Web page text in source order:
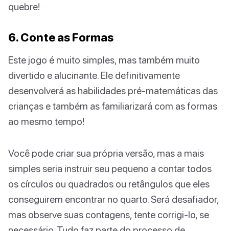
quebre!
6. Conte as Formas
Este jogo é muito simples, mas também muito
divertido e alucinante. Ele definitivamente
desenvolverá as habilidades pré-matemáticas das
crianças e também as familiarizará com as formas
ao mesmo tempo!
Você pode criar sua própria versão, mas a mais
simples seria instruir seu pequeno a contar todos
os círculos ou quadrados ou retângulos que eles
conseguirem encontrar no quarto. Será desafiador,
mas observe suas contagens, tente corrigi-lo, se